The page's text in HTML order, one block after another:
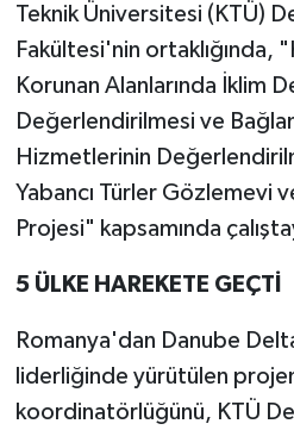
Teknik Üniversitesi (KTÜ)
Fakültesi'nin ortaklığında,
Korunan Alanlarında İklim
Değerlendirilmesi ve
Hizmetlerinin
Yabancı Türler Gözlemevi
Projesi" kapsamında
5 ÜLKE HAREKETE GEÇTİ
Romanya'dan Danube
liderliğinde yürütülen
koordinatörlüğünü, KTÜ